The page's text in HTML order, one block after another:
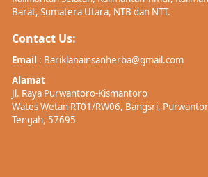
Barat, Sumatera Utara, NTB dan NTT.
Contact Us:
Email : Bariklanainsanherba@gmail.com
Alamat
Jl. Raya Purwantoro-Kismantoro
Wates Wetan RT01/RW06, Bangsri,
Tengah, 57695